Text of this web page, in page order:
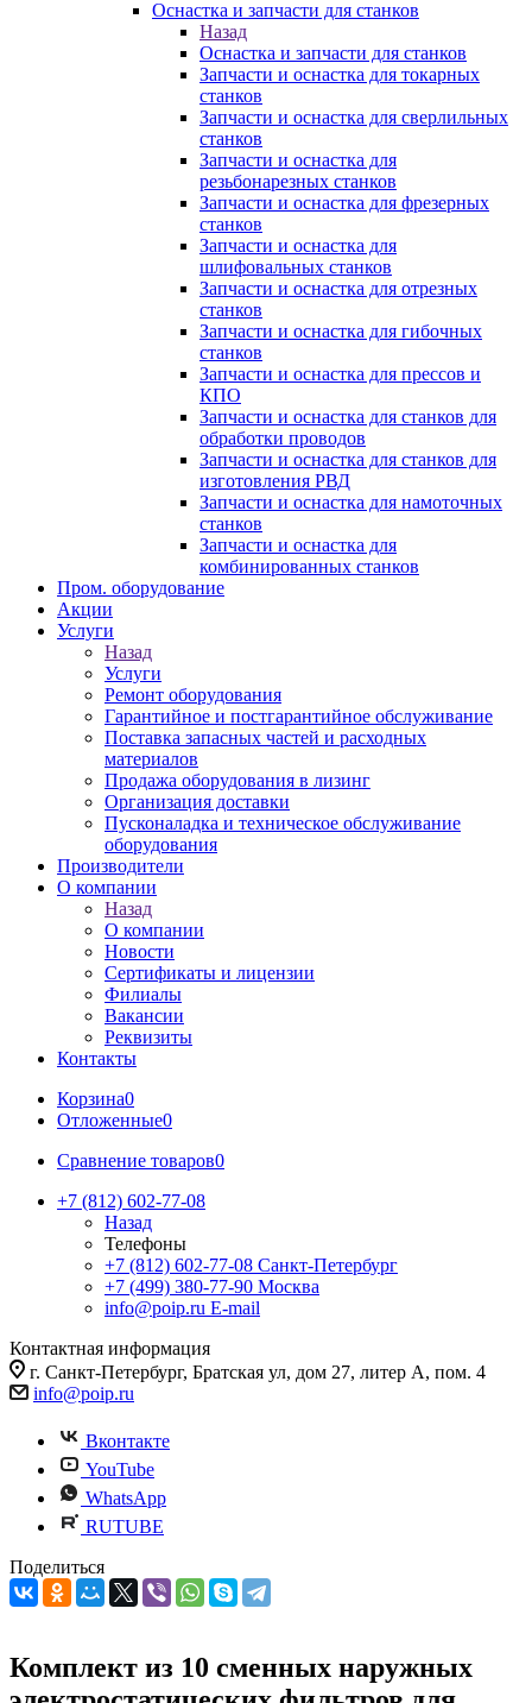
Оснастка и запчасти для станков
Назад
Оснастка и запчасти для станков
Запчасти и оснастка для токарных
станков
Запчасти и оснастка для сверлильных
станков
Запчасти и оснастка для
резьбонарезных станков
Запчасти и оснастка для фрезерных
станков
Запчасти и оснастка для
шлифовальных станков
Запчасти и оснастка для отрезных
станков
Запчасти и оснастка для гибочных
станков
Запчасти и оснастка для прессов и
КПО
Запчасти и оснастка для станков для
обработки проводов
Запчасти и оснастка для станков для
изготовления РВД
Запчасти и оснастка для намоточных
станков
Запчасти и оснастка для
комбинированных станков
Пром. оборудование
Акции
Услуги
Назад
Услуги
Ремонт оборудования
Гарантийное и постгарантийное обслуживание
Поставка запасных частей и расходных
материалов
Продажа оборудования в лизинг
Организация доставки
Пусконаладка и техническое обслуживание
оборудования
Производители
О компании
Назад
О компании
Новости
Сертификаты и лицензии
Филиалы
Вакансии
Реквизиты
Контакты
Корзина0
Отложенные0
Сравнение товаров0
+7 (812) 602-77-08
Назад
Телефоны
+7 (812) 602-77-08 Санкт-Петербург
+7 (499) 380-77-90 Москва
info@poip.ru E-mail
Контактная информация
г. Санкт-Петербург, Братская ул, дом 27, литер А, пом. 4
info@poip.ru
Вконтакте
YouTube
WhatsApp
RUTUBE
Поделиться
Комплект из 10 сменных наружных